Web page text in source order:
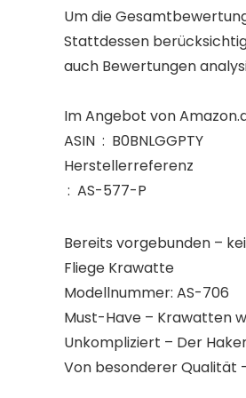
Um die
Stattdessen
auch Bewertungen
ASIN ‏ : ‎ B0BNLGGPTY
Herstellerreferenz
‏ : ‎ AS-577-P
Bereits vorgebunden –
Fliege Krawatte
Modellnummer: AS-706
Must-Have – Krawatten
Unkompliziert – Der
Von besonderer Qualität